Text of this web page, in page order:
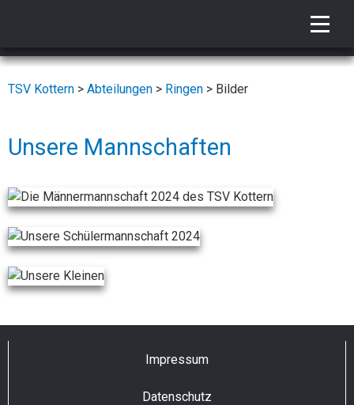
TSV Kottern > Abteilungen > Ringen > Bilder
Unsere Mannschaften
Impressum
Datenschutz